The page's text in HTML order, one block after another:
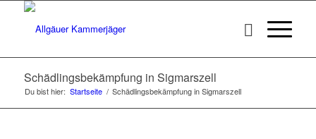
Schädlingsbekämpfung in Sigmarszell
Du bist hier: Startseite / Schädlingsbekämpfung in Sigmarszell